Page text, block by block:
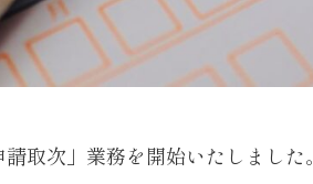
取次」業務を開始いたしました。